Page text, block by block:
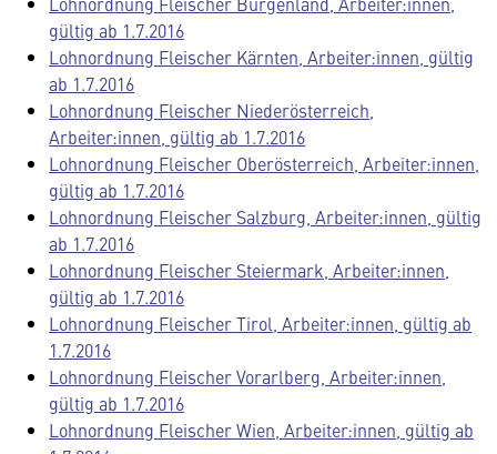
gültig ab 1.7.2016
Lohnordnung Fleischer Kärnten, Arbeiter:innen, gültig
ab 1.7.2016
Lohnordnung Fleischer Niederösterreich,
Arbeiter:innen, gültig ab 1.7.2016
Lohnordnung Fleischer Oberösterreich, Arbeiter:innen,
gültig ab 1.7.2016
Lohnordnung Fleischer Salzburg, Arbeiter:innen, gültig
ab 1.7.2016
Lohnordnung Fleischer Steiermark, Arbeiter:innen,
gültig ab 1.7.2016
Lohnordnung Fleischer Tirol, Arbeiter:innen, gültig ab
1.7.2016
Lohnordnung Fleischer Vorarlberg, Arbeiter:innen,
gültig ab 1.7.2016
Lohnordnung Fleischer Wien, Arbeiter:innen, gültig ab